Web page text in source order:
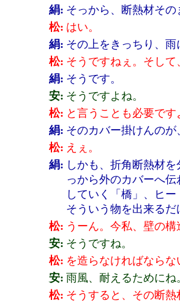
絹: そっから、断熱材そ
松: はい。
絹: その上をきっちり、
松: そうですねぇ。そし
絹: そうです。
安: そうですよね。
松: と言うことも必要です
絹: そのカバー掛けんの
松: えぇ。
絹: しかも、折角断熱材
っから外のカバーへ
していく「橋」、ヒ
そういう物を出来る
松: うーん。今私、壁の
安: そうですね。
松: を造らなければならな
安: 雨風、耐えるためにね
松: そうすると、その断